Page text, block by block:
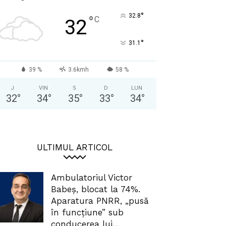
32°C 32.8°
31.1 °
39 % 3.6kmh 58 %
J
32°
VIN
34°
S
35°
D
33°
LUN
34°
ULTIMUL ARTICOL
Ambulatoriul Victor
Babeș, blocat la 74%.
Aparatura PNRR, „pusă
în funcțiune” sub
conducerea lui...